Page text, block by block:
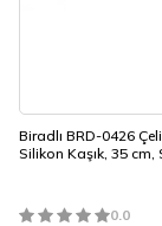
Biradlı BRD-0426
Silikon Kaşık, 35 cm,
0.0